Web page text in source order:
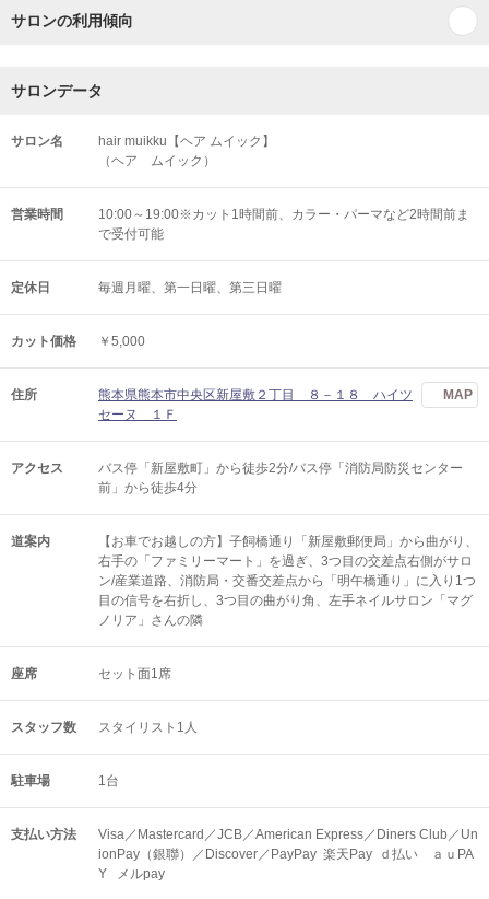
サロンの利用傾向
サロンデータ
サロン名
hair muikku【ヘア ムイック】
（ヘア ムイック）
営業時間
10:00～19:00※カット1時間前、カラー・パーマなど2時間前ま
で受付可能
定休日 毎週月曜、第一日曜、第三日曜
カット価格 ￥5,000
住所
熊本県熊本市中央区新屋敷２丁目 ８－１８ ハイツ
セーヌ １Ｆ
MAP
アクセス
バス停「新屋敷町」から徒歩2分/バス停「消防局防災センター
前」から徒歩4分
道案内
【お車でお越しの方】子飼橋通り「新屋敷郵便局」から曲がり、
右手の「ファミリーマート」を過ぎ、3つ目の交差点右側がサロ
ン/産業道路、消防局・交番交差点から「明午橋通り」に入り1つ
目の信号を右折し、3つ目の曲がり角、左手ネイルサロン「マグ
ノリア」さんの隣
座席 セット面1席
スタッフ数 スタイリスト1人
駐車場 1台
支払い方法
Visa／Mastercard／JCB／American Express／Diners Club／Un
ionPay（銀聯）／Discover／PayPay 楽天Pay ｄ払い ａｕPA
Y メルpay